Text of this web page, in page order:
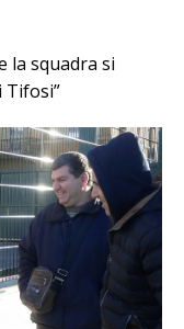
la squadra si
Tifosi”